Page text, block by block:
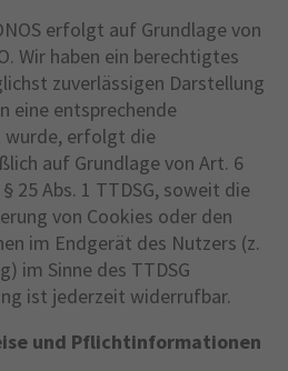
erfolgt auf Grundlage von
Wir haben ein berechtigtes
zuverlässigen Darstellung
eine entsprechende
wurde, erfolgt die
auf Grundlage von Art. 6
25 Abs. 1 TTDSG, soweit die
von Cookies oder den
im Endgerät des Nutzers (z.
im Sinne des TTDSG
ist jederzeit widerrufbar.
und Pflichtinformationen